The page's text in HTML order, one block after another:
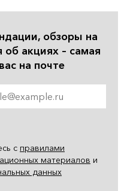
обзоры на
акциях – самая
на почте
с правилами
материалов и
данных